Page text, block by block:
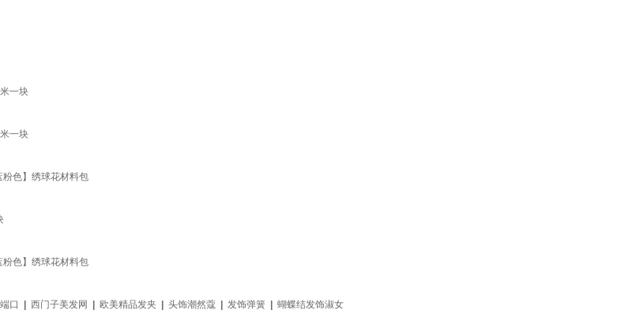
一块
一块
色】绣球花材料包
色】绣球花材料包
口 西门子美发网 欧美精品发夹 头饰潮然蔻 发饰弹簧
蝴蝶结发饰淑女